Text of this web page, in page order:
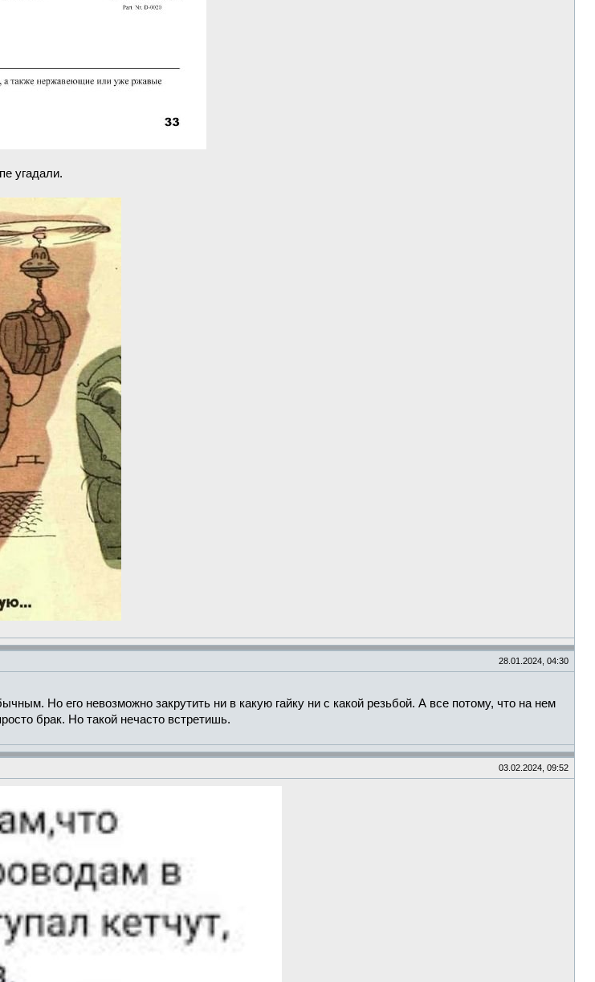
угадали.
28.01.2024, 04:30
Но его невозможно закрутить ни в какую гайку ни с какой резьбой. А все потому, что на нем
брак. Но такой нечасто встретишь.
03.02.2024, 09:52